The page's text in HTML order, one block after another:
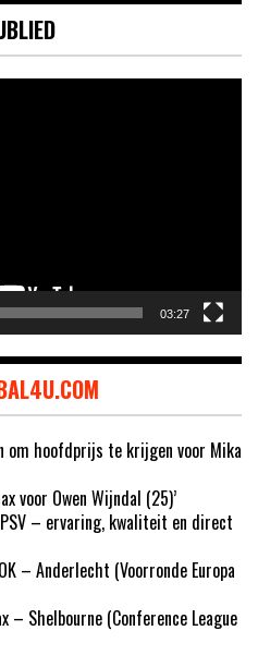
03:27
om hoofdprijs te krijgen voor Mika
voor Owen Wijndal (25)’
– ervaring, kwaliteit en direct
– Anderlecht (Voorronde Europa
– Shelbourne (Conference League